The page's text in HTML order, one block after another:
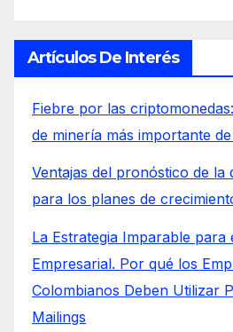
Artículos De Interés
Fiebre por las
de minería más importante
Ventajas del pronóstico de la
para los planes de
La Estrategia Imparable para
Empresarial. Por qué los
Colombianos Deben Utilizar
Mailings